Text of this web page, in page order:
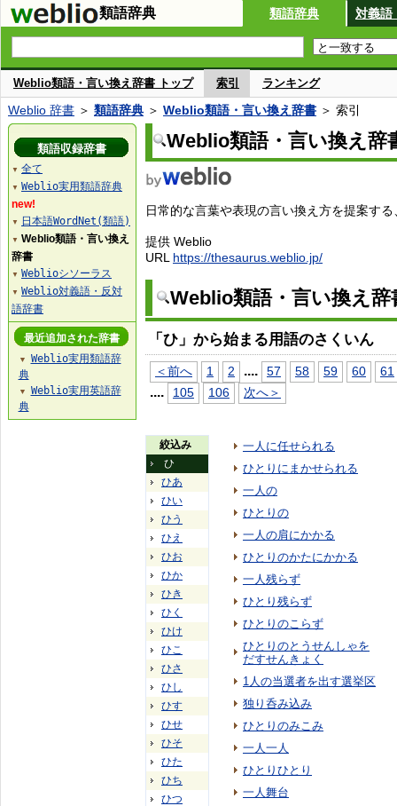
類語辞典 類語辞典 対義語
Weblio類語・言い換え辞書 トップ 索引 ランキング
Weblio 辞書 ＞ 類語辞典 ＞ Weblio類語・言い換え辞書 ＞ 索引
Weblio類語・言い換え辞
日常的な言葉や表現の言い換え方を提案す
提供 Weblio
URL https://thesaurus.weblio.jp/
Weblio類語・言い換え
「ひ」から始まる用語のさくいん
＜前へ 1 2 .... 57 58 59 60 61
.... 105 106 次へ＞
絞込み
ひ
ひあ
ひい
ひう
ひえ
ひお
ひか
ひき
ひく
ひけ
ひこ
ひさ
ひし
ひす
ひせ
ひそ
ひた
ひち
ひつ
一人に任せられる
ひとりにまかせられる
一人の
ひとりの
一人の肩にかかる
ひとりのかたにかかる
一人残らず
ひとり残らず
ひとりのこらず
ひとりのとうせんしゃを
だすせんきょく
1人の当選者を出す選挙区
独り呑み込み
ひとりのみこみ
一人一人
ひとりひとり
一人舞台
類語収録辞書
▼ 全て
▼ Weblio実用類語辞典
new!
▼ 日本語WordNet(類語)
▼ Weblio類語・言い換え
辞書
▼ Weblioシソーラス
▼ Weblio対義語・反対
語辞書
最近追加された辞書
▼
Weblio実用類語辞
典
▼
Weblio実用英語辞
典